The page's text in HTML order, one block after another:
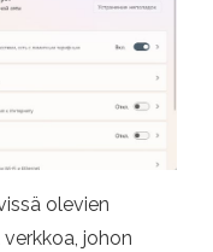
olevien
johon